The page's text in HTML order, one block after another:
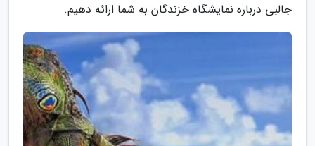
جالبی درباره نمایشگاه خزندگان به شما ارائه دهیم.